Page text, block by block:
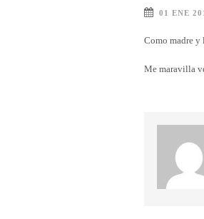
01 ENE
Como madre
Me maravilla